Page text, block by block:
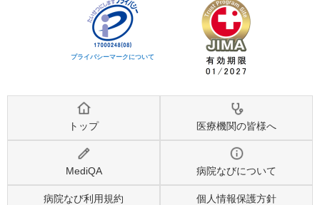
プライバシーマークについて
トップ 医療機関の皆様へ
MediQA 病院なびについて
病院なび利用規約 個人情報保護方針